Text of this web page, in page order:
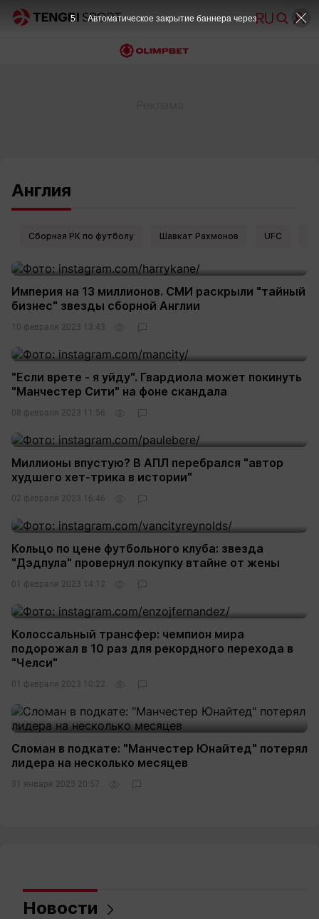
Англия
Сборная РК по футболу Шавкат Рахмонов UFC
Империя на 13 миллионов. СМИ раскрыли "тайный
бизнес" звезды сборной Англии
10 февраля 2023 13:43
"Если врете - я уйду". Гвардиола может покинуть
"Манчестер Сити" на фоне скандала
08 февраля 2023 11:56
Миллионы впустую? В АПЛ перебрался "автор
худшего хет-трика в истории"
02 февраля 2023 16:46
Кольцо по цене футбольного клуба: звезда
"Дэдпула" провернул покупку втайне от жены
01 февраля 2023 14:12
Колоссальный трансфер: чемпион мира
подорожал в 10 раз для рекордного перехода в
"Челси"
01 февраля 2023 10:22
Сломан в подкате: "Манчестер Юнайтед" потерял
лидера на несколько месяцев
31 января 2023 20:57
Новости
4 Автоматическое закрытие баннера через